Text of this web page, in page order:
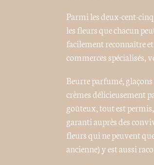
Parmi les deux-cent-
les fleurs que chacun
facilement reconnaître
commerces spécialisés,
Beurre parfumé,
crèmes délicieusement
goûteux, tout est
garanti auprès des
fleurs qui ne peuvent
ancienne) y est aussi